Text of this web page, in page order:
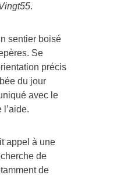
.
sentier boisé
Se
précis
du jour
avec le
appel à une
de
de